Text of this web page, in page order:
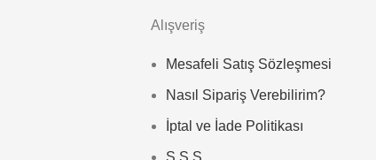
Alışveriş
Mesafeli Satış Sözleşmesi
Nasıl Sipariş Verebilirim?
İptal ve İade Politikası
S.S.S